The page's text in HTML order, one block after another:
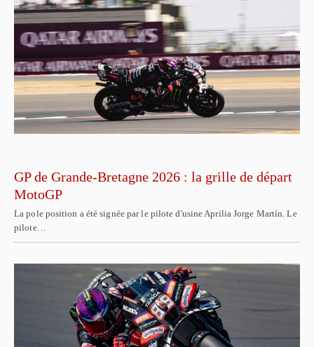
GP de Grande-Bretagne 2026 : la grille de départ
MotoGP
La pole position a été signée par le pilote d'usine Aprilia Jorge Martín. Le
pilote…